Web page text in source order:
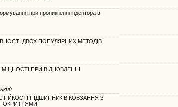
при проникненні індентора в
ДВОХ ПОПУЛЯРНИХ МЕТОДІВ
ПРИ ВІДНОВЛЕННІ
ПІДШИПНИКІВ КОВЗАННЯ З